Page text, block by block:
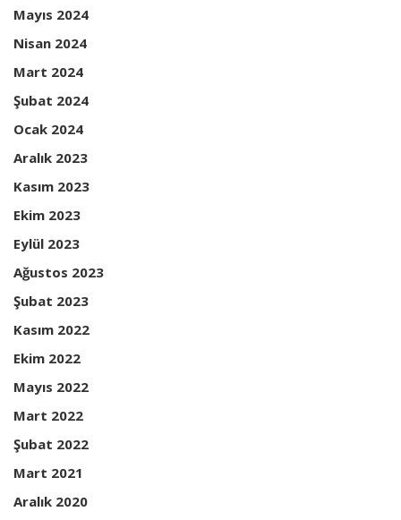
Mayıs 2024
Nisan 2024
Mart 2024
Şubat 2024
Ocak 2024
Aralık 2023
Kasım 2023
Ekim 2023
Eylül 2023
Ağustos 2023
Şubat 2023
Kasım 2022
Ekim 2022
Mayıs 2022
Mart 2022
Şubat 2022
Mart 2021
Aralık 2020